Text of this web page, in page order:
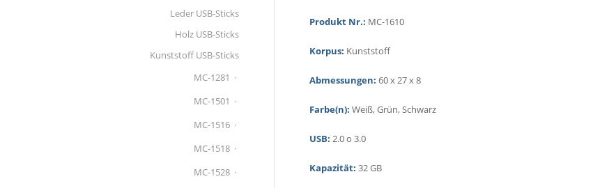
Produkt Nr.: MC-1610
Korpus: Kunststoff
Abmessungen: 60 x 27 x 8
Farbe(n): Weiß, Grün, Schwarz
USB: 2.0 o 3.0
Kapazität: 32 GB
Leder USB-Sticks
Holz USB-Sticks
Kunststoff USB-Sticks
MC-1281
MC-1501
MC-1516
MC-1518
MC-1528